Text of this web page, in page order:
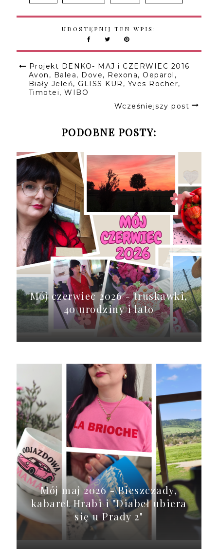
UDOSTĘPNIJ TEN WPIS:
Projekt DENKO- MAJ i CZERWIEC 2016
Avon, Balea, Dove, Rexona, Oeparol,
Biały Jeleń, GLISS KUR, Yves Rocher,
Timotei, WIBO
Wcześniejszy post
PODOBNE POSTY:
Mój czerwiec 2026 - truskawki,
40 urodziny i lato
Mój maj 2026 - Bieszczady,
kabaret Hrabi i "Diabeł ubiera
się u Prady 2"